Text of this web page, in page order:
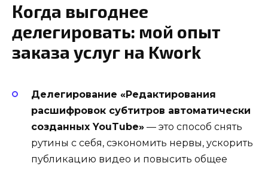
Когда выгоднее
делегировать: мой опыт
заказа услуг на Kwork
Делегирование «Редактирования
расшифровок субтитров автоматически
созданных YouTube» — это способ снять
рутины с себя, сэкономить нервы, ускорить
публикацию видео и повысить общее